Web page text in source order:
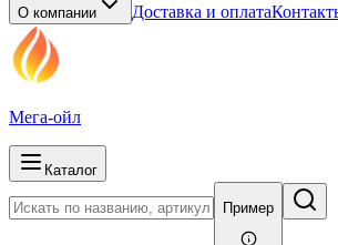
О компании Доставка и оплата
Мега-ойл
Каталог
Пример